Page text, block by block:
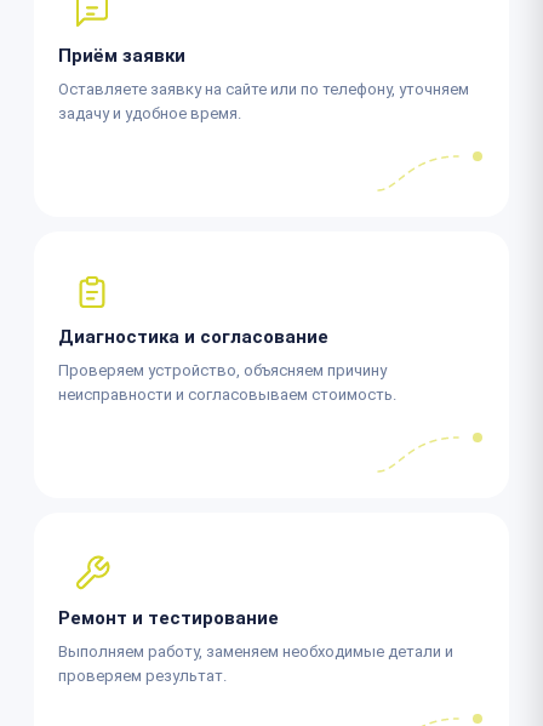
Приём заявки
Оставляете заявку на сайте или по телефону, уточняем
задачу и удобное время.
Диагностика и согласование
Проверяем устройство, объясняем причину
неисправности и согласовываем стоимость.
Ремонт и тестирование
Выполняем работу, заменяем необходимые детали и
проверяем результат.